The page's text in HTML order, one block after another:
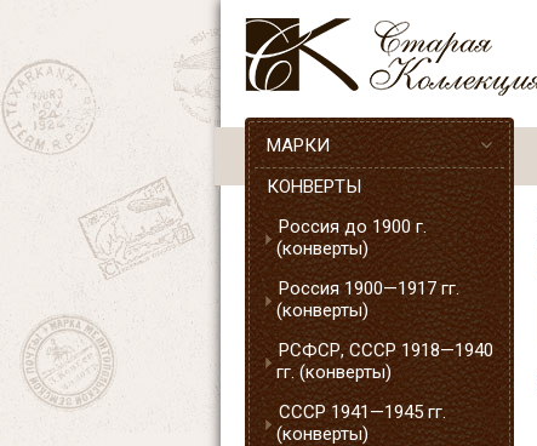
МАРКИ
КОНВЕРТЫ
Россия до 1900 г.
(конверты)
Россия 1900—1917 гг.
(конверты)
РСФСР, СССР 1918—1940
гг. (конверты)
СССР 1941—1945 гг.
(конверты)